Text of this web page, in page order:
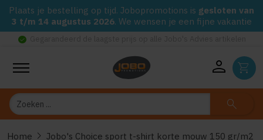
Plaats je bestelling op tijd. Jobopromotions is gesloten van
3 t/m 14 augustus 2026. We wensen je een fijne vakantie
check_circle
person shopping_cart
Zoeken search
Home chevron_right Jobo's Choice sport t-shirt korte mouw 150 gr/m2